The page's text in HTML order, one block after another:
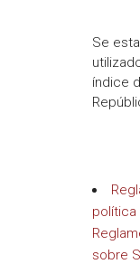
Se
índice
sobre